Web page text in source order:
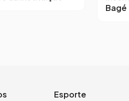
Bagé
Esporte